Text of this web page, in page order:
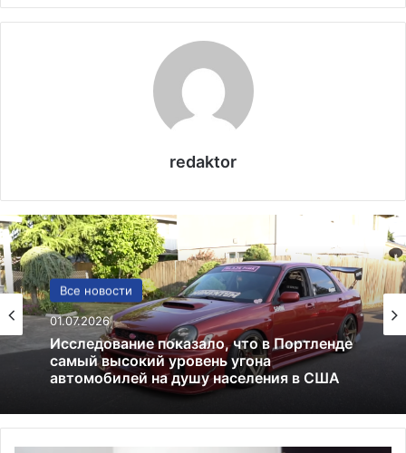
redaktor
Все новости
01.07.2026
США
13.06.2025
Америка имеет огромный избыток сыра